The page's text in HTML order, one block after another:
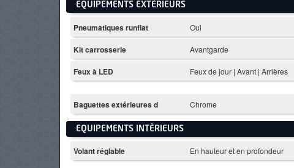
EQUIPEMENTS EXTÈRIEURS
Pneumatiques runflat Oui
Kit carrosserie Avantgarde
Feux à LED Feux de jour | Avant | Arrières
Baguettes extérieures d Chrome
EQUIPEMENTS INTÈRIEURS
Volant réglable En hauteur et en profondeur